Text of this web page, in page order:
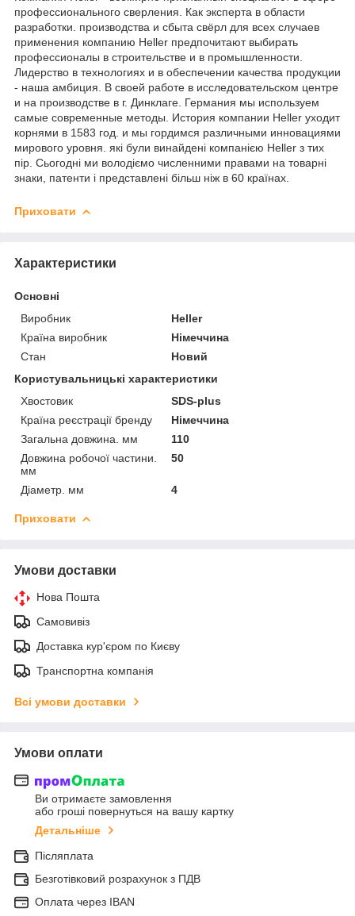
профессионального сверления. Как эксперта в области
разработки. производства и сбыта свёрл для всех случаев
применения компанию Heller предпочитают выбирать
профессионалы в строительстве и в промышленности.
Лидерство в технологиях и в обеспечении качества продукции
- наша амбиция. В своей работе в исследовательском центре
и на производстве в г. Динклаге. Германия мы используем
самые современные методы. История компании Heller уходит
корнями в 1583 год. и мы гордимся различными инновациями
мирового уровня. які були винайдені компанією Heller з тих
пір. Сьогодні ми володіємо численними правами на товарні
знаки, патенти і представлені більш ніж в 60 країнах.
Приховати
Характеристики
Основні
Виробник
Heller
Країна виробник
Німеччина
Стан
Новий
Користувальницькі характеристики
Хвостовик
SDS-plus
Країна реєстрації бренду
Німеччина
Загальна довжина. мм
110
Довжина робочої частини.
мм
50
Діаметр. мм 4
Приховати
Умови доставки
Нова Пошта
Самовивіз
Доставка кур'єром по Києву
Транспортна компанія
Всі умови доставки
Умови оплати
Ви отримаєте замовлення
або гроші повернуться на вашу картку
Детальніше
Післяплата
Безготівковий розрахунок з ПДВ
Оплата через IBAN